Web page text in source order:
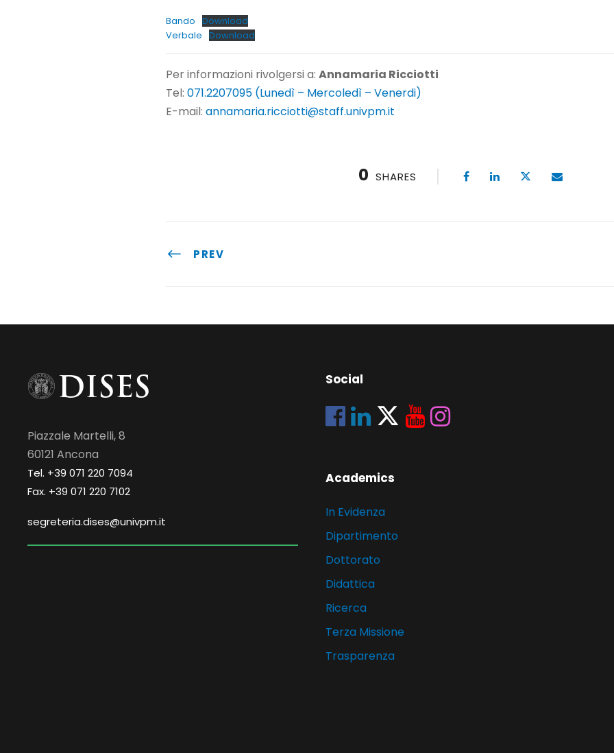
Bando
Download
Verbale
Download
Per informazioni rivolgersi a: Annamaria Ricciotti
Tel: 071.2207095 (Lunedì – Mercoledì – Venerdi)
E-mail: annamaria.ricciotti@staff.univpm.it
0 SHARES
PREV
Piazzale Martelli, 8
60121 Ancona
Tel. +39 071 220 7094
Fax. +39 071 220 7102
segreteria.dises@univpm.it
Social
Academics
In Evidenza
Dipartimento
Dottorato
Didattica
Ricerca
Terza Missione
Trasparenza